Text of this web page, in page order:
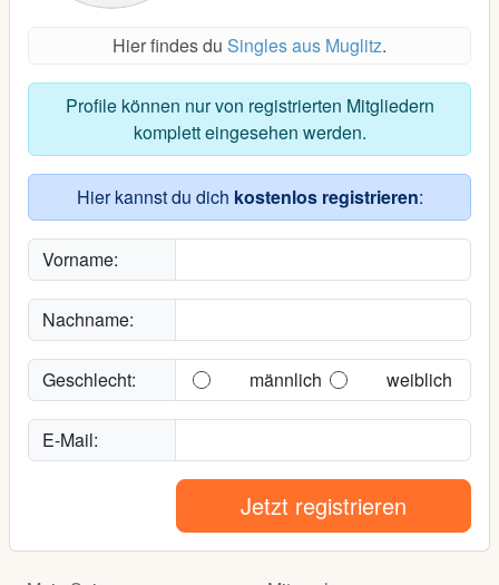
Hier findes du Singles aus Muglitz.
Profile können nur von registrierten Mitgliedern
komplett eingesehen werden.
Hier kannst du dich kostenlos registrieren:
Vorname:
Nachname:
Geschlecht: männlich weiblich
E-Mail:
Jetzt registrieren